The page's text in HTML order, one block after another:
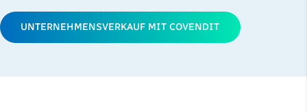
UNTERNEHMENSVERKAUF MIT COVENDIT